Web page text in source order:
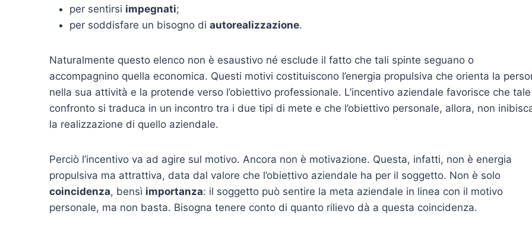
per sentirsi impegnati;
per soddisfare un bisogno di autorealizzazione.
Naturalmente questo elenco non è esaustivo né esclude il fatto che tali spinte seguano o
accompagnino quella economica. Questi motivi costituiscono l’energia propulsiva che orienta la
nella sua attività e la protende verso l’obiettivo professionale. L’incentivo aziendale favorisce che tale
confronto si traduca in un incontro tra i due tipi di mete e che l’obiettivo personale, allora, non
la realizzazione di quello aziendale.
Perciò l’incentivo va ad agire sul motivo. Ancora non è motivazione. Questa, infatti, non è energia
propulsiva ma attrattiva, data dal valore che l’obiettivo aziendale ha per il soggetto. Non è solo
coincidenza, bensì importanza: il soggetto può sentire la meta aziendale in linea con il motivo
personale, ma non basta. Bisogna tenere conto di quanto rilievo dà a questa coincidenza.